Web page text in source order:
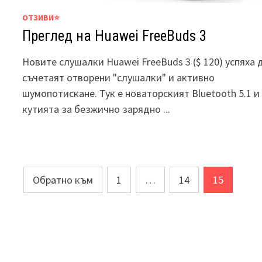
ОТЗИВИ⭐
Преглед на Huawei FreeBuds 3
Новите слушалки Huawei FreeBuds 3 ($ 120) успяха
съчетаят отворени "слушалки" и активно
шумопотискане. Тук е новаторският Bluetooth 5.1 и
кутията за безжично зарядно ...
След
навигация
Обратно към 1 … 14 15